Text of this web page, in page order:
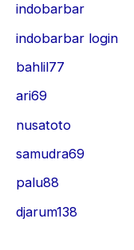
indobarbar
indobarbar login
bahlil77
ari69
nusatoto
samudra69
palu88
djarum138